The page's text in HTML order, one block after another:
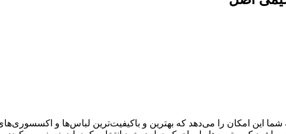
با ۵ سال سابقه درخشان، به شما این امکان را می‌دهد که بهترین و باکیفیت‌ترین لباس‌ها